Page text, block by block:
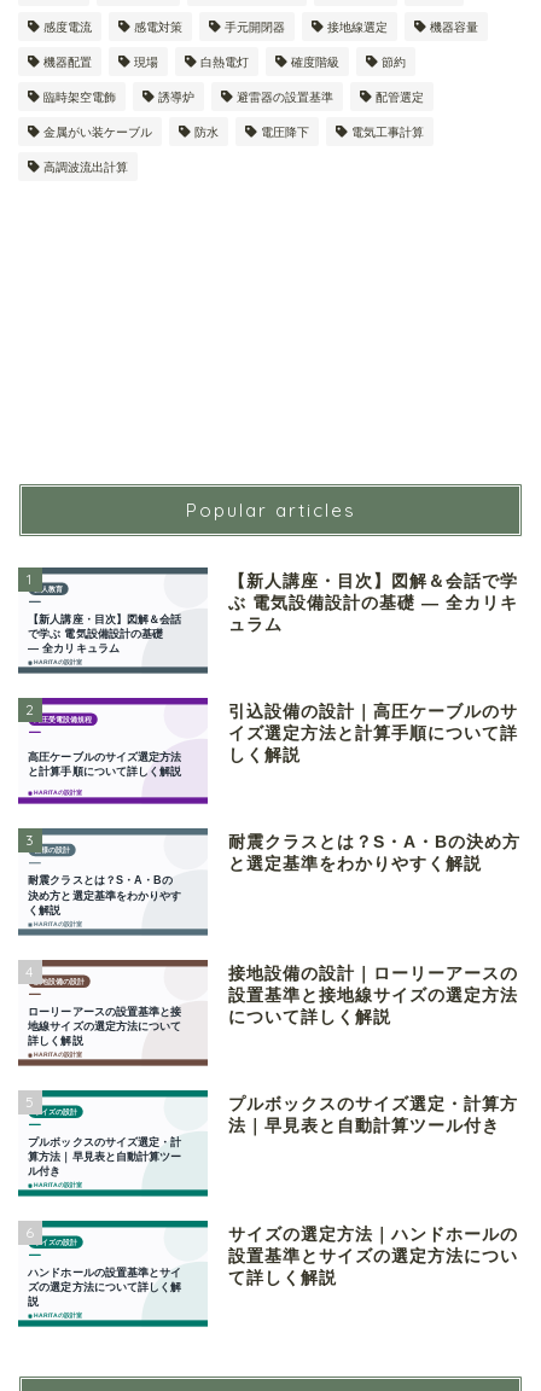
感度電流 感電対策 手元開閉器 接地線選定 機器容量
機器配置 現場 白熱電灯 確度階級 節約
臨時架空電飾 誘導炉 避雷器の設置基準 配管選定
金属がい装ケーブル 防水 電圧降下 電気工事計算
高調波流出計算
Popular articles
1
【新人講座・目次】図解＆会話で学
ぶ 電気設備設計の基礎 ― 全カリキ
ュラム
2
引込設備の設計｜高圧ケーブルのサ
イズ選定方法と計算手順について詳
しく解説
3
耐震クラスとは？S・A・Bの決め方
と選定基準をわかりやすく解説
4
接地設備の設計｜ローリーアースの
設置基準と接地線サイズの選定方法
について詳しく解説
5
プルボックスのサイズ選定・計算方
法｜早見表と自動計算ツール付き
6
サイズの選定方法｜ハンドホールの
設置基準とサイズの選定方法につい
て詳しく解説